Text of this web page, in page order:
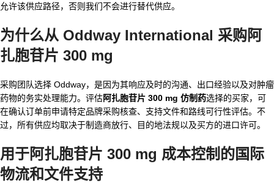
允许该供应路径，否则我们不会进行替代供应。
为什么从 Oddway International 采购阿
扎胞苷片 300 mg
采购团队选择 Oddway，是因为其响应及时的沟通、出口经验以及对肿瘤
药物的务实处理能力。评估阿扎胞苷片 300 mg 仿制药选择的买家，可
在确认订单前申请特定品牌采购核查、支持文件和路线可行性评估。不
过，所有供应均取决于制造商放行、目的地法规以及买方的进口许可。
用于阿扎胞苷片 300 mg 成本控制的国际
物流和文件支持